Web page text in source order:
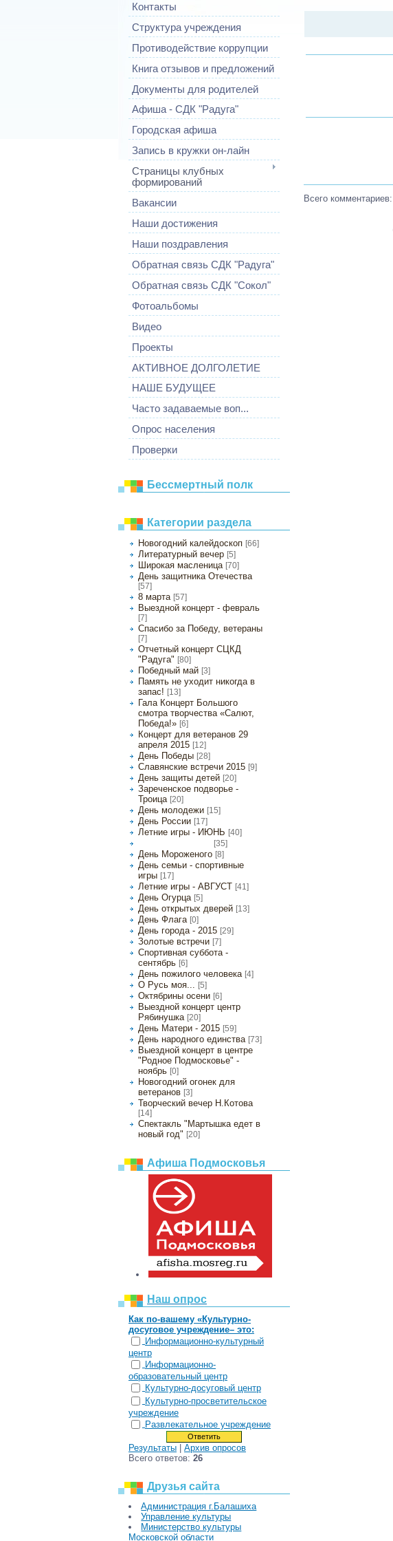
Контакты
Структура учреждения
Противодействие коррупции
Книга отзывов и предложений
Документы для родителей
Афиша - СДК "Радуга"
Городская афиша
Запись в кружки он-лайн
Страницы клубных
формирований
Вакансии
Наши достижения
Наши поздравления
Обратная связь СДК "Радуга"
Обратная связь СДК "Сокол"
Фотоальбомы
Видео
Проекты
АКТИВНОЕ ДОЛГОЛЕТИЕ
НАШЕ БУДУЩЕЕ
Часто задаваемые воп...
Опрос населения
Проверки
Бессмертный полк
Категории раздела
Новогодний калейдоскоп [66]
Литературный вечер [5]
Широкая масленица [70]
День защитника Отечества
[57]
8 марта [57]
Выездной концерт - февраль
[7]
Спасибо за Победу, ветераны
[7]
Отчетный концерт СЦКД
"Радуга" [80]
Победный май [3]
Память не уходит никогда в
запас! [13]
Гала Концерт Большого
смотра творчества «Салют,
Победа!» [6]
Концерт для ветеранов 29
апреля 2015 [12]
День Победы [28]
Славянские встречи 2015 [9]
День защиты детей [20]
Зареченское подворье -
Троица [20]
День молодежи [15]
День России [17]
Летние игры - ИЮНЬ [40]
[35]
День Мороженого [8]
День семьи - спортивные
игры [17]
Летние игры - АВГУСТ [41]
День Огурца [5]
День открытых дверей [13]
День Флага [0]
День города - 2015 [29]
Золотые встречи [7]
Спортивная суббота -
сентябрь [6]
День пожилого человека [4]
О Русь моя... [5]
Октябрины осени [6]
Выездной концерт центр
Рябинушка [20]
День Матери - 2015 [59]
День народного единства [73]
Выездной концерт в центре
"Родное Подмосковье" -
ноябрь [0]
Новогодний огонек для
ветеранов [3]
Творческий вечер Н.Котова
[14]
Спектакль "Мартышка едет в
новый год" [20]
Афиша Подмосковья
Наш опрос
Как по-вашему «Культурно-
досуговое учреждение– это:
Информационно-культурный
центр
Информационно-
образовательный центр
Культурно-досуговый центр
Культурно-просветительское
учреждение
Развлекательное учреждение
Результаты
Архив опросов
Всего ответов: 26
Друзья сайта
Администрация г.Балашиха
Управление культуры
Министерство культуры
Московской области
Всего комментариев: